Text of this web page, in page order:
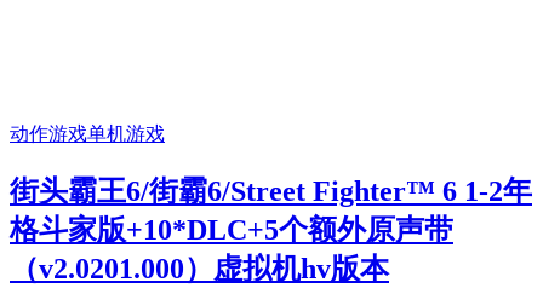
动作游戏单机游戏
街头霸王6/街霸6/Street Fighter™ 6 1-2年
格斗家版+10*DLC+5个额外原声带
（v2.0201.000）虚拟机hv版本